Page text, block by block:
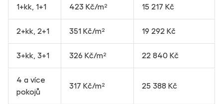
1+kk, 1+1 423 Kč/m² 15 217 Kč
2+kk, 2+1 351 Kč/m² 19 292 Kč
3+kk, 3+1 326 Kč/m² 22 840 Kč
4 a více
pokojů
317 Kč/m² 25 388 Kč